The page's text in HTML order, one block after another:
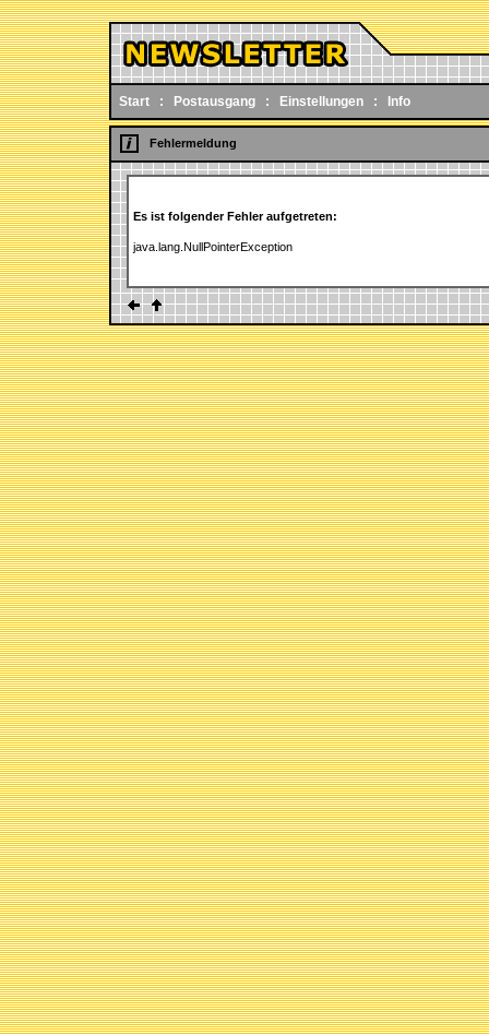
Start : Postausgang : Einstellungen : Info
Fehlermeldung
Es ist folgender Fehler aufgetreten:
java.lang.NullPointerException